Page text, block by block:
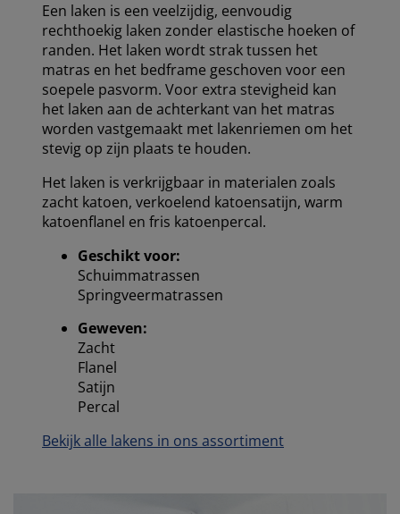
Een laken is een veelzijdig, eenvoudig
rechthoekig laken zonder elastische hoeken of
randen. Het laken wordt strak tussen het
matras en het bedframe geschoven voor een
soepele pasvorm. Voor extra stevigheid kan
het laken aan de achterkant van het matras
worden vastgemaakt met lakenriemen om het
stevig op zijn plaats te houden.
Het laken is verkrijgbaar in materialen zoals
zacht katoen, verkoelend katoensatijn, warm
katoenflanel en fris katoenpercal.
Geschikt voor:
Schuimmatrassen
Springveermatrassen
Geweven:
Zacht
Flanel
Satijn
Percal
Bekijk alle lakens in ons assortiment